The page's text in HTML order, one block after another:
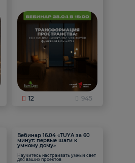
12 945
Вебинар 16.04 «TUYA за 60
минут: первые шаги к
умному дому»
Научитесь настраивать умный свет
для ваших проектов